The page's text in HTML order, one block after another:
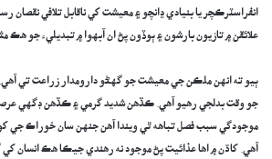
انفراسٽرڪچر يا بنيادي ڍانچو ۽ معيشت کي ناقابل تلافي نقصان
علائقن ۾ تازيون بارشون ۽ ٻوڏون پڻ ان آبهوا ۾ تبديليء جو هڪ
ٻيو ته انهن ملڪن جي معيشت جو گهڻو دارومدار زراعت تي
جو وقت بدلجي رهيو آهي. ڪڏهن شديد گرمي ۽ ڪڏهن ڊگهي
موجودگي سبب فصل تباهه ٿي ويندا آهن جنهن سان خوراڪ جي
آهي. کاڌن ۾ اها عذائيت پڻ موجود نه رهندي جيڪا هڪ انسان